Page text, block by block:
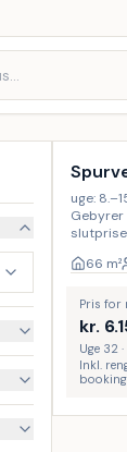
Inkl.
uge:
66 m²
Pris for
kr.
Uge 32
Inkl.